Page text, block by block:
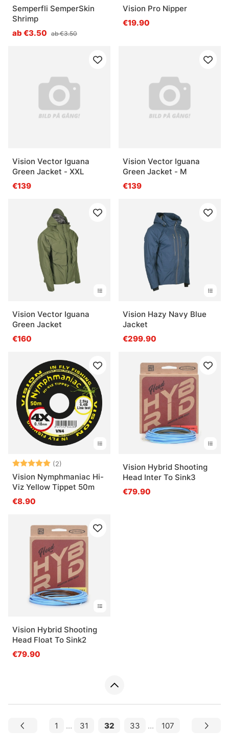
Semperfli SemperSkin
Shrimp
ab €3.50 ab €3.50
Vision Pro Nipper
€19.90
Vision Vector Iguana
Green Jacket - XXL
€139
Vision Vector Iguana
Green Jacket - M
€139
Vision Vector Iguana
Green Jacket
€160
Vision Hazy Navy Blue
Jacket
€299.90
Bewertung:(2)
5.0 von 5 Sternen
Vision Nymphmaniac Hi-
Viz Yellow Tippet 50m
€8.90
Vision Hybrid Shooting
Head Inter To Sink3
€79.90
Vision Hybrid Shooting
Head Float To Sink2
€79.90
1 ... 31 32 33 ... 107